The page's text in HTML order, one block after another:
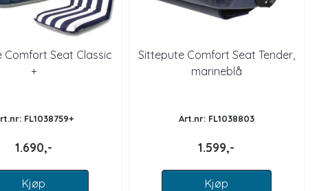
Comfort Seat Classic
+
FL1038759+
1.690,-
Kjøp
Sittepute Comfort Seat Tender,
marineblå
Art.nr: FL1038803
1.599,-
Kjøp